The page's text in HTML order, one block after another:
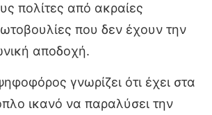
πολίτες από ακραίες
που δεν έχουν την
αποδοχή.
γνωρίζει ότι έχει στα
ικανό να παραλύσει την